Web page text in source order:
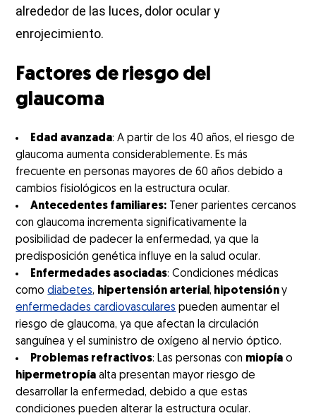
alrededor de las luces, dolor ocular y
enrojecimiento.
Factores de riesgo del
glaucoma
Edad avanzada: A partir de los 40 años, el riesgo de
glaucoma aumenta considerablemente. Es más
frecuente en personas mayores de 60 años debido a
cambios fisiológicos en la estructura ocular.
Antecedentes familiares: Tener parientes cercanos
con glaucoma incrementa significativamente la
posibilidad de padecer la enfermedad, ya que la
predisposición genética influye en la salud ocular.
Enfermedades asociadas: Condiciones médicas
comodiabetes, hipertensión arterial, hipotensióny
enfermedades cardiovasculares pueden aumentar el
riesgo de glaucoma, ya que afectan la circulación
sanguínea y el suministro de oxígeno al nervio óptico.
Problemas refractivos: Las personas con miopía o
hipermetropía alta presentan mayor riesgo de
desarrollar la enfermedad, debido a que estas
condiciones pueden alterar la estructura ocular.